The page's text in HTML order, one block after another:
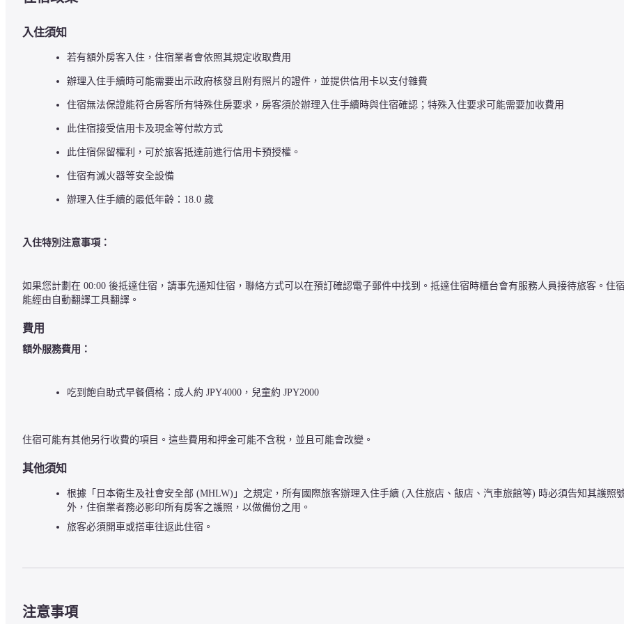
入住須知
若有額外房客入住，住宿業者會依照其規定收取費用
辦理入住手續時可能需要出示政府核發且附有照片的證件，並提供信用卡以支付雜費
住宿無法保證能符合房客所有特殊住房要求，房客須於辦理入住手續時與住宿確認；特殊入住要求可能需要加收費用
此住宿接受信用卡及現金等付款方式
此住宿保留權利，可於旅客抵達前進行信用卡預授權。
住宿有滅火器等安全設備
辦理入住手續的最低年齡：18.0 歲
入住特別注意事項：
如果您計劃在 00:00 後抵達住宿，請事先通知住宿，聯絡方式可以在預訂確認電子郵件中找到。抵達住宿時櫃台會有服務人員接待旅客。住
能經由自動翻譯工具翻譯。
費用
額外服務費用：
吃到飽自助式早餐價格：成人約 JPY4000，兒童約 JPY2000
住宿可能有其他另行收費的項目。這些費用和押金可能不含稅，並且可能會改變。
其他須知
根據「日本衛生及社會安全部 (MHLW)」之規定，所有國際旅客辦理入住手續 (入住旅店、飯店、汽車旅館等) 時必須告知其護照
外，住宿業者務必影印所有房客之護照，以做備份之用。
旅客必須開車或搭車往返此住宿。
注意事項